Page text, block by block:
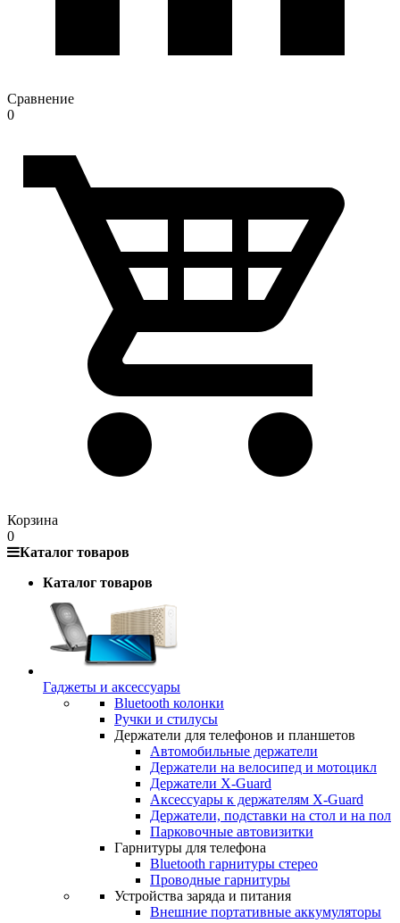
Сравнение
0
Корзина
0
Каталог товаров
Каталог товаров
Гаджеты и аксессуары
Bluetooth колонки
Ручки и стилусы
Держатели для телефонов и планшетов
Автомобильные держатели
Держатели на велосипед и мотоцикл
Держатели X-Guard
Аксессуары к держателям X-Guard
Держатели, подставки на стол и на пол
Парковочные автовизитки
Гарнитуры для телефона
Bluetooth гарнитуры стерео
Проводные гарнитуры
Устройства заряда и питания
Внешние портативные аккумуляторы